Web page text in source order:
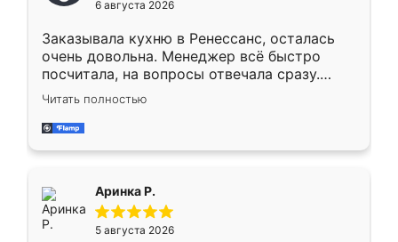
мебели буду заказывать только здесь.
6 августа 2026
Заказывала кухню в Ренессанс, осталась
очень довольна. Менеджер всё быстро
посчитала, на вопросы отвечала сразу.
Замерщик приехал в субботу, подошёл к
делу со всей ответственностью. Собрали
за день, ребята работали аккуратно, даже
Читать полностью
Аринка Р.
5 августа 2026